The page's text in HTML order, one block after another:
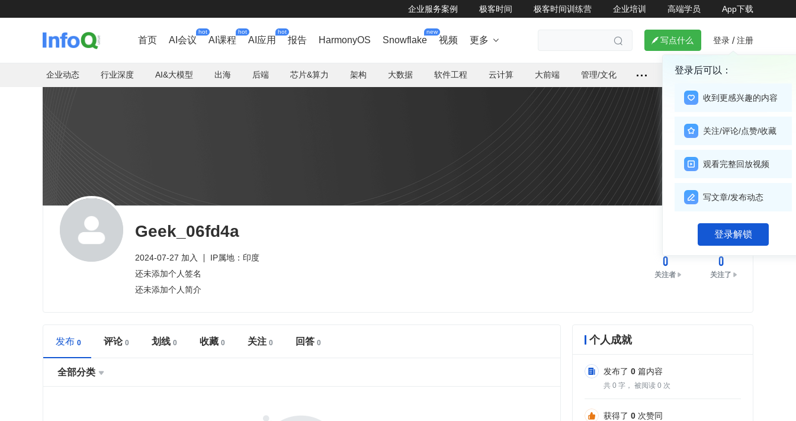
企业服务案例 极客时间 极客时间训练营 企业培训 高端学员 App下载
首页 AI会议
hot
AI课程
hot
AI应用
hot
报告 HarmonyOS Snowflake
new
视频 更多    写点什么 登录 / 注册
登录后可以：
收到更感兴趣的内容
关注/评论/点赞/收藏
观看完整回放视频
写文章/发布动态
登录解锁
企业动态 行业深度 AI&大模型 出海 后端 芯片&算力 架构 大数据 软件工程 云计算 大前端 管理/文化
Geek_06fd4a
2024-07-27 加入
IP属地：印度
还未添加个人签名
还未添加个人简介
关注
0
关注者
0
关注了
发布 评论 划线 收藏 关注 回答
全部分类 
个人成就
发布了 0 篇内容
共 0 字， 被阅读 0 次
获得了 0 次赞同